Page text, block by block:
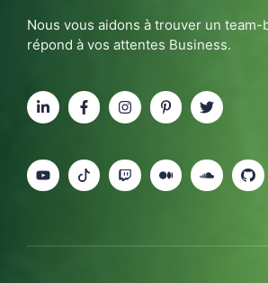
Nous vous aidons à trouver un team-
répond à vos attentes Business.